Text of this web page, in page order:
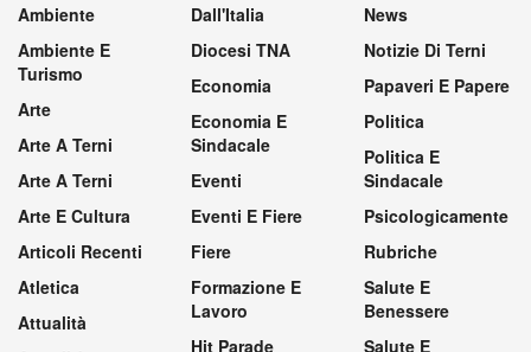
Ambiente
Ambiente E
Turismo
Arte
Arte A Terni
Arte A Terni
Arte E Cultura
Articoli Recenti
Atletica
Attualità
Dall'Italia
Diocesi TNA
Economia
Economia E
Sindacale
Eventi
Eventi E Fiere
Fiere
Formazione E
Lavoro
Hit Parade
News
Notizie Di Terni
Papaveri E Papere
Politica
Politica E
Sindacale
Psicologicamente
Rubriche
Salute E
Benessere
Salute E